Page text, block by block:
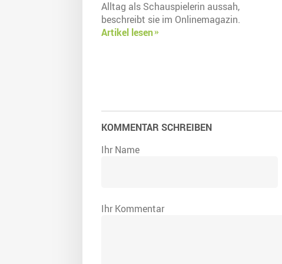
Alltag als Schauspielerin aussah,
beschreibt sie im Onlinemagazin.
Artikel lesen
KOMMENTAR SCHREIBEN
Ihr Name
Ihr Kommentar